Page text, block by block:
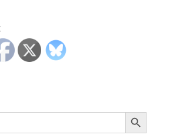
Search Button